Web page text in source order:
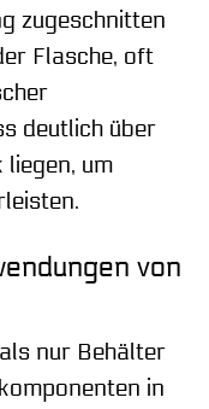
zugeschnitten
Flasche, oft
deutlich über
um
von
nur Behälter
in